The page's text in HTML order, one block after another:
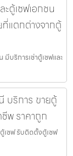
ตู้เซฟเอกชน
ที่แตกต่างจากตู้
บริการเช่าตู้เซฟและ
บริการ ขายตู้
พ ราคาถูก
เซฟ รับติดตั้งตู้เซฟ